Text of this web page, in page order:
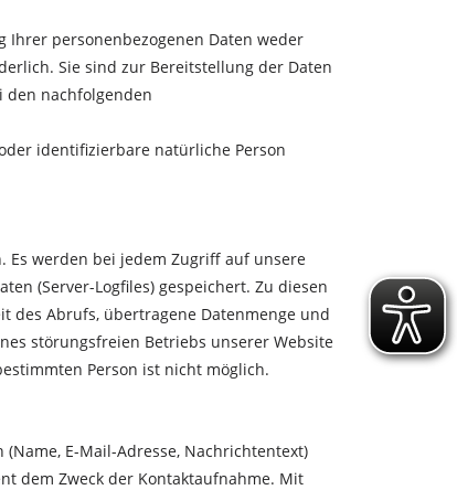
Ihrer personenbezogenen Daten weder
Sie sind zur Bereitstellung der Daten
den nachfolgenden
identifizierbare natürliche Person
Es werden bei jedem Zugriff auf unsere
(Server-Logfiles) gespeichert. Zu diesen
des Abrufs, übertragene Datenmenge und
störungsfreien Betriebs unserer Website
Person ist nicht möglich.
E-Mail-Adresse, Nachrichtentext)
dem Zweck der Kontaktaufnahme. Mit